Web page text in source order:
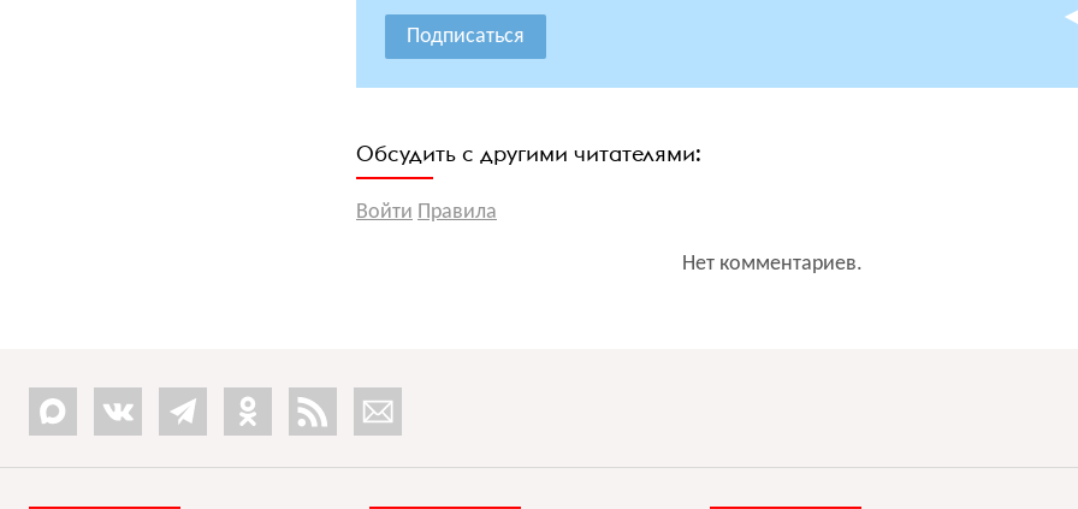
Подписаться
Обсудить с другими читателями:
Войти Правила
Нет комментариев.